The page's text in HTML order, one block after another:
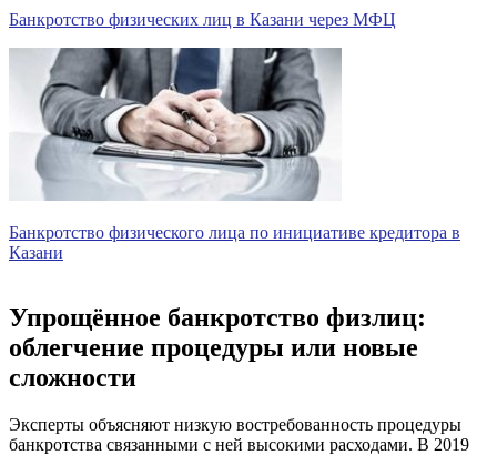
Банкротство физических лиц в Казани через МФЦ
Банкротство физического лица по инициативе кредитора в
Казани
Упрощённое банкротство физлиц:
облегчение процедуры или новые
сложности
Эксперты объясняют низкую востребованность процедуры
банкротства связанными с ней высокими расходами. В 2019